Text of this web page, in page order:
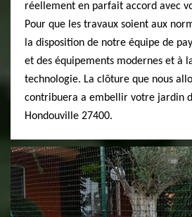
réellement en parfait accord avec
Pour que les travaux soient aux
la disposition de notre équipe de
et des équipements modernes et à
technologie. La clôture que nous
contribuera a embellir votre jardin
Hondouville 27400.